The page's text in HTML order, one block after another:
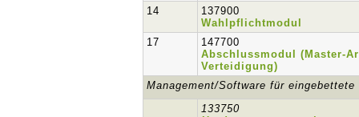
14
137900
Wahlpflichtmodul
17
147700
Abschlussmodul (Master-
Verteidigung)
Management/Software für
133750